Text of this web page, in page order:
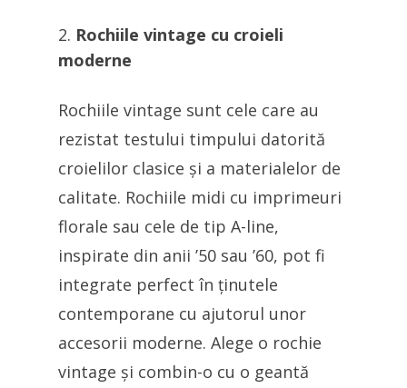
Rochiile vintage cu croieli
moderne
Rochiile vintage sunt cele care au
rezistat testului timpului datorită
croielilor clasice și a materialelor de
calitate. Rochiile midi cu imprimeuri
florale sau cele de tip A-line,
inspirate din anii ’50 sau ’60, pot fi
integrate perfect în ținutele
contemporane cu ajutorul unor
accesorii moderne. Alege o rochie
vintage și combin-o cu o geantă